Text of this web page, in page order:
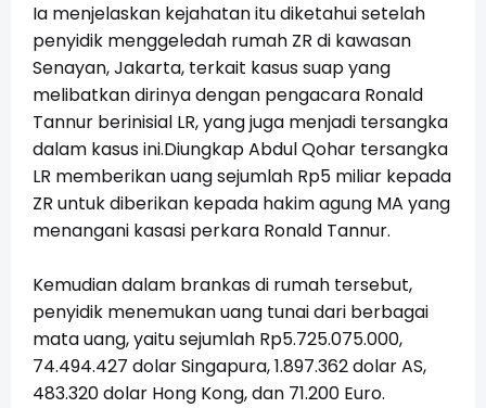
Ia menjelaskan kejahatan itu diketahui setelah
penyidik menggeledah rumah ZR di kawasan
Senayan, Jakarta, terkait kasus suap yang
melibatkan dirinya dengan pengacara Ronald
Tannur berinisial LR, yang juga menjadi tersangka
dalam kasus ini.Diungkap Abdul Qohar tersangka
LR memberikan uang sejumlah Rp5 miliar kepada
ZR untuk diberikan kepada hakim agung MA yang
menangani kasasi perkara Ronald Tannur.
Kemudian dalam brankas di rumah tersebut,
penyidik menemukan uang tunai dari berbagai
mata uang, yaitu sejumlah Rp5.725.075.000,
74.494.427 dolar Singapura,1.897.362dolar AS,
483.320 dolar Hong Kong, dan 71.200 Euro.